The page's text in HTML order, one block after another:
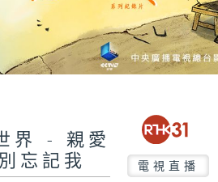
界 - 親愛
忘記我
電視直播